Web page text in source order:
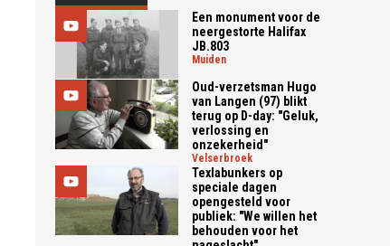
Een monument voor de
neergestorte Halifax
JB.803
muiden
Oud-verzetsman Hugo
van Langen (97) blikt
terug op D-day: "Geluk,
verlossing en
onzekerheid"
velserbroek
Texlabunkers op
speciale dagen
opengesteld voor
publiek: "We willen het
behouden voor het